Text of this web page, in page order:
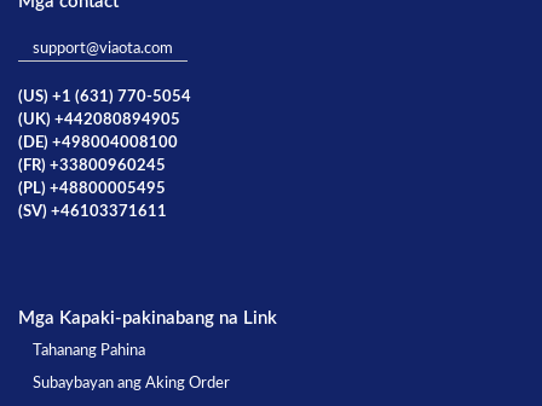
support@viaota.com
(US) +1 (631) 770-5054
(UK) +442080894905
(DE) +498004008100
(FR) +33800960245
(PL) +48800005495
(SV) +46103371611
Mga Kapaki-pakinabang na Link
Tahanang Pahina
Subaybayan ang Aking Order